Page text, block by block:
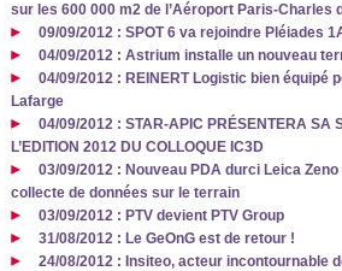
sur les 600 000 m2 de l’Aéroport Paris-Charles
09/09/2012 : SPOT 6 va rejoindre Pléiades
04/09/2012 : Astrium installe un nouveau
04/09/2012 : REINERT Logistic bien
Lafarge
04/09/2012 : STAR-APIC PRÉSENTERA SA
L’EDITION 2012 DU COLLOQUE IC3D
03/09/2012 : Nouveau PDA durci Leica
collecte de données sur le terrain
03/09/2012 : PTV devient PTV Group
31/08/2012 : Le GeOnG est de retour !
24/08/2012 : Insiteo, acteur incontournable